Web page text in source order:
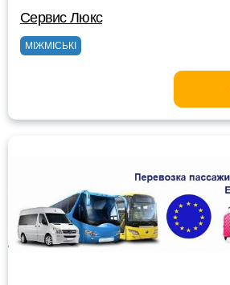
Сервис Люкс
МІЖМІСЬКІ